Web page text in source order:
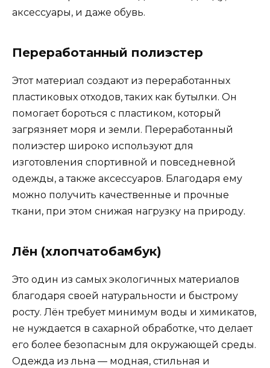
аксессуары, и даже обувь.
Переработанный полиэстер
Этот материал создают из переработанных
пластиковых отходов, таких как бутылки. Он
помогает бороться с пластиком, который
загрязняет моря и земли. Переработанный
полиэстер широко используют для
изготовления спортивной и повседневной
одежды, а также аксессуаров. Благодаря ему
можно получить качественные и прочные
ткани, при этом снижая нагрузку на природу.
Лён (хлопчатобамбук)
Это один из самых экологичных материалов
благодаря своей натуральности и быстрому
росту. Лён требует минимум воды и химикатов,
не нуждается в сахарной обработке, что делает
его более безопасным для окружающей среды.
Одежда из льна — модная, стильная и